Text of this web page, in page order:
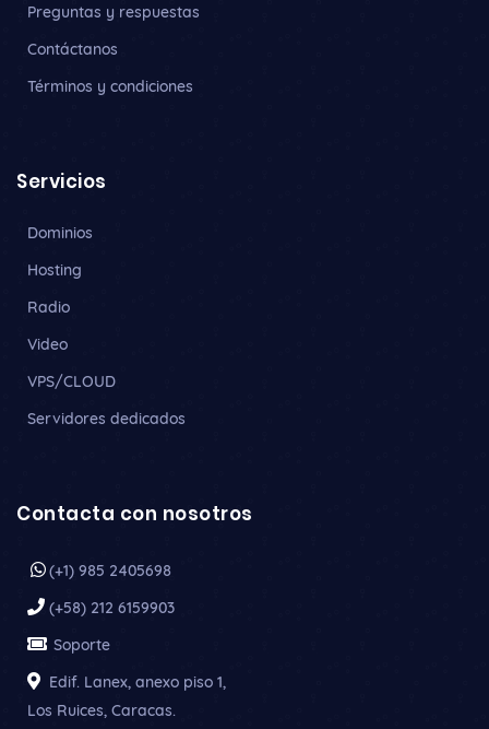
Preguntas y respuestas
Contáctanos
Términos y condiciones
Servicios
Dominios
Hosting
Radio
Video
VPS/CLOUD
Servidores dedicados
Contacta con nosotros
(+1) 985 2405698
(+58) 212 6159903
Soporte
Edif. Lanex, anexo piso 1,
Los Ruices, Caracas.